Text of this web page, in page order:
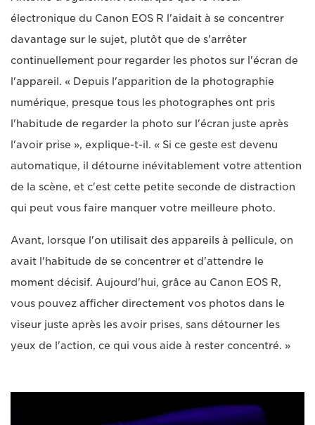
électronique du Canon EOS R l'aidait à se concentrer
davantage sur le sujet, plutôt que de s'arrêter
continuellement pour regarder les photos sur l'écran de
l'appareil. « Depuis l'apparition de la photographie
numérique, presque tous les photographes ont pris
l'habitude de regarder la photo sur l'écran juste après
l'avoir prise », explique-t-il. « Si ce geste est devenu
automatique, il détourne inévitablement votre attention
de la scène, et c'est cette petite seconde de distraction
qui peut vous faire manquer votre meilleure photo.
Avant, lorsque l'on utilisait des appareils à pellicule, on
avait l'habitude de se concentrer et d'attendre le
moment décisif. Aujourd'hui, grâce au Canon EOS R,
vous pouvez afficher directement vos photos dans le
viseur juste après les avoir prises, sans détourner les
yeux de l'action, ce qui vous aide à rester concentré. »